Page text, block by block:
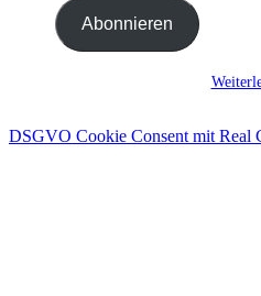
Adresse
ein ... Abonnieren
DSGVO Cookie Consent mit Real